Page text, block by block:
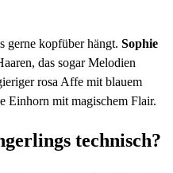
gerne kopfüber hängt. Sophie
das sogar Melodien
rosa Affe mit blauem
Einhorn mit magischem Flair.
technisch?